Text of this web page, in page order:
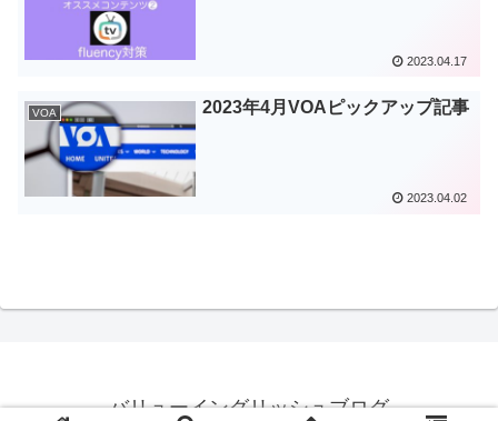
2023.04.17
VOA 2023年4月VOAピックアップ記事
2023.04.02
バリューイングリッシュブログ